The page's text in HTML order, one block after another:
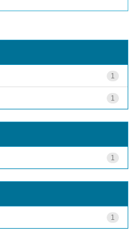
1
1
1
1